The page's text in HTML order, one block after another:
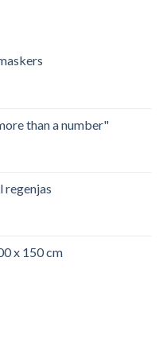
than a number"
regenjas
x 150 cm